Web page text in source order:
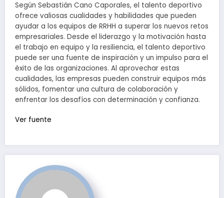
Según Sebastián Cano Caporales, el talento deportivo
ofrece valiosas cualidades y habilidades que pueden
ayudar a los equipos de RRHH a superar los nuevos retos
empresariales. Desde el liderazgo y la motivación hasta
el trabajo en equipo y la resiliencia, el talento deportivo
puede ser una fuente de inspiración y un impulso para el
éxito de las organizaciones. Al aprovechar estas
cualidades, las empresas pueden construir equipos más
sólidos, fomentar una cultura de colaboración y
enfrentar los desafíos con determinación y confianza.
Ver fuente